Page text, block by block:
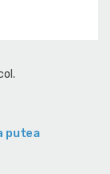
putea